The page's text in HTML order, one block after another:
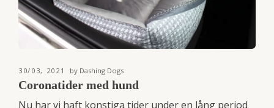
30/03, 2021 by Dashing Dogs
Coronatider med hund
Nu har vi haft konstiga tider under en lång period